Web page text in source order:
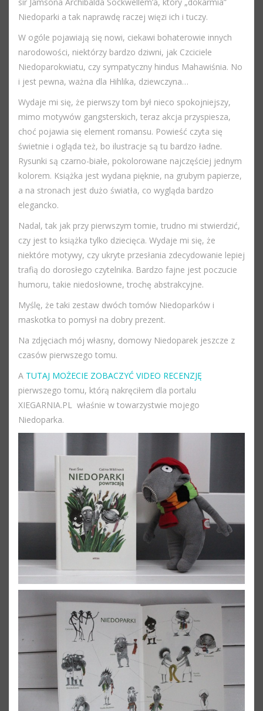
Niedoparki a tak naprawdę raczej więzi ich i tuczy.
W ogóle pojawiają się nowi, ciekawi bohaterowie innych
narodowości, niektórzy bardzo dziwni, jak Czciciele
Niedoparokwiatu, czy sympatyczny hindus Mahawiśnia. No
i jest pewna, ważna dla Hihlika, dziewczyna…
Wydaje mi się, że pierwszy tom był nieco spokojniejszy,
mimo motywów gangsterskich, teraz akcja przyspiesza,
choć pojawia się element romansu. Powieść czyta się
świetnie i ogląda też, bo ilustracje są tu bardzo ładne.
Rysunki są czarno-białe, pokolorowane najczęściej jednym
kolorem. Książka jest wydana pięknie, na grubym papierze,
a na stronach jest dużo światła, co wygląda bardzo
elegancko.
Nadal, tak jak przy pierwszym tomie, trudno mi stwierdzić,
czy jest to książka tylko dziecięca. Wydaje mi się, że
niektóre motywy, czy ukryte przesłania zdecydowanie lepiej
trafią do dorosłego czytelnika. Bardzo fajne jest poczucie
humoru, takie niedosłowne, trochę abstrakcyjne.
Myślę, że taki zestaw dwóch tomów Niedoparków i
maskotka to pomysł na dobry prezent.
Na zdjęciach mój własny, domowy Niedoparek jeszcze z
czasów pierwszego tomu.
A TUTAJ MOŻECIE ZOBACZYĆ VIDEO RECENZJĘ
pierwszego tomu, którą nakręciłem dla portalu
XIEGARNIA.PL właśnie w towarzystwie mojego
Niedoparka.